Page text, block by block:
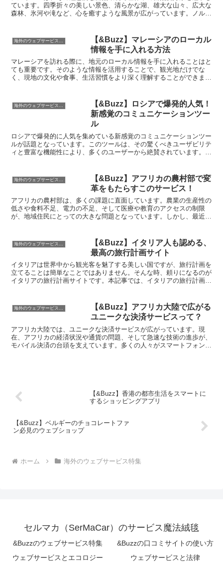
ています。四季折々の美しい景色、清らかな湖、雄大な山々、広大な
森林、氷河や滝など、心を癒すような風景が広がっています。ノルウ
海外のウェブサービス特集
【&Buzz】マレーシアのローカル
情報を手に入れる方法
マレーシアを訪れる際に、地元のローカル情報を手に入れることはと
ても重要です。そのような情報を活用することで、観光地だけでな
く、現地の文化や食事、生活習慣をより深く理解することができま
【&Buzz】ロシアで爆発的人気！
新感覚のコミュニケーションツー
ル
ロシアで爆発的に人気を集めている新感覚のコミュニケーションツー
ルが話題となっています。このツールは、その驚くべきユーザビリテ
ィと豊富な機能性により、多くのユーザーから絶賛されています。そ
【&Buzz】アフリカの農村部で変
革をもたらすこのサービス！
アフリカの農村部は、多くの課題に直面しています。農業の生産性の
低さや食料不足、電力の不足、そして医療や教育のアクセスの制限
が、地域住民にとっての大きな問題となっています。しかし、最近、
海外のウェブサービス特集
【&Buzz】イタリア人も認める、
最高の旅行計画サイト
イタリアは世界中から観光客を魅了する美しい国ですが、旅行計画を
立てることは簡単なことではありません。そんな時、頼りになるのが
イタリアの旅行計画サイトです。本記事では、イタリアの旅行計画サ
海外のウェブサービス特集
【&Buzz】アフリカ大陸で広がる
ユニークな決済サービスって？
アフリカ大陸では、ユニークな決済サービスが広がっています。現
在、アフリカの経済状況や通貨の問題、そして急速な技術の進歩が、
モバイル決済の台頭を支えています。多くの人々がスマートフォンを
【&Buzz】香港の都市生活をスマートに
するショッピングアプリ
【&Buzz】ベルギーのチョコレートファ
ン必見のウェブショップ
ホーム 海外のウェブサービス特集
セルマカ（SerMaCar）のサービス魔法絨毯
&Buzzのウェブサービス特集
&Buzzの口コミサイトの使い方
ウェブサービスとエコロジー
ウェブサービスと法律